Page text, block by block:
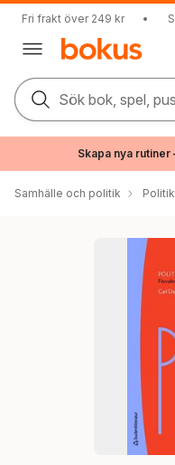
Fri frakt över 249 kr •
Sök bok, spel,
Skapa nya
Samhälle och politik